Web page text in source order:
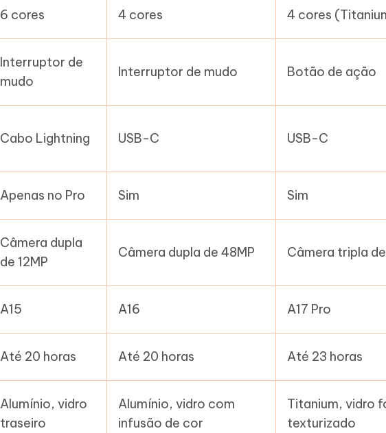
6 cores 4 cores 4 cores
Interruptor de
mudo
Interruptor de mudo Botão de ação
Cabo Lightning USB-C USB-C
Apenas no Pro Sim Sim
Câmera dupla
de 12MP
Câmera dupla de 48MP Câmera tripla
A15 A16 A17 Pro
Até 20 horas Até 20 horas Até 23 horas
Alumínio, vidro
traseiro
Alumínio, vidro com
infusão de cor
Titanium, vidro
texturizado